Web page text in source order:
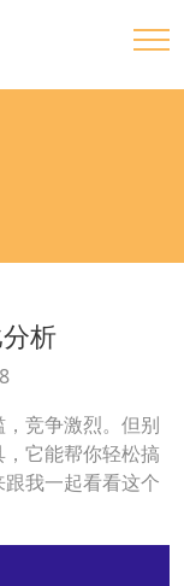
析
竞争激烈。但别
它能帮你轻松搞
我一起看看这个